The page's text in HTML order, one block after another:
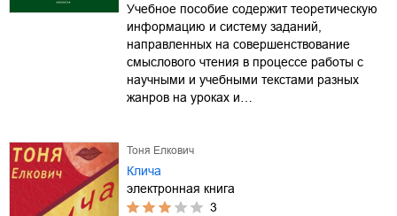
Учебное пособие содержит теоретическую
информацию и систему заданий,
направленных на совершенствование
смыслового чтения в процессе работы с
научными и учебными текстами разных
жанров на уроках и…
Тоня Елкович
Клича
электронная книга
3